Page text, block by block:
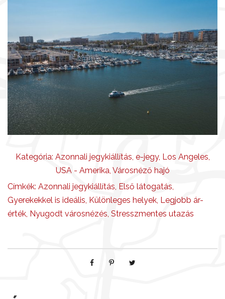
Kategória: Azonnali jegykiállítás, e-jegy, Los Angeles,
USA - Amerika, Városnéző hajó
Címkék: Azonnali jegykiállítás, Első látogatás,
Gyerekekkel is ideális, Különleges helyek, Legjobb ár-
érték, Nyugodt városnézés, Stresszmentes utazás